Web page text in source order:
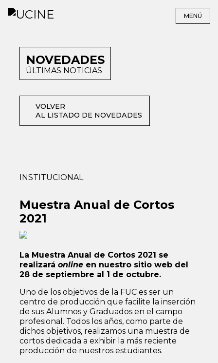
MENÚ
NOVEDADES
ÚLTIMAS NOTICIAS
VOLVER
AL LISTADO DE NOVEDADES
INSTITUCIONAL
Muestra Anual de Cortos
2021
La Muestra Anual de Cortos 2021 se
realizará online en nuestro sitio web del
28 de septiembre al 1 de octubre.
Uno de los objetivos de la FUC es ser un
centro de producción que facilite la inserción
de sus Alumnos y Graduados en el campo
profesional. Todos los años, como parte de
dichos objetivos, realizamos una muestra de
cortos dedicada a exhibir la más reciente
producción de nuestros estudiantes.